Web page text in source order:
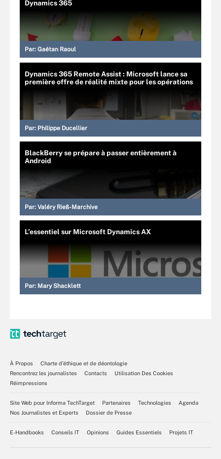
Dynamics 365
Par: Gaétan Raoul
Dynamics 365 Remote Assist : Microsoft lance sa
première offre de réalité mixte pour les opérations
Par: Philippe Ducellier
BlackBerry se prépare à passer entièrement à
Android
Par: Valéry Rieß-Marchive
L’essentiel sur Microsoft Dynamics AX
Par: Mary Shacklett
À Propos
Charte d’éthique et de déontologie
Rencontrez les journalistes
Contacts
Utilisation Des Cookies
Réimpressions
Site Web pour Informa TechTarget Partenaires Technologies
Agenda
Nos Journalistes et Experts
Dossier de Presse
E-Handbooks Conseils IT Opinions Guides Essentiels Projets IT